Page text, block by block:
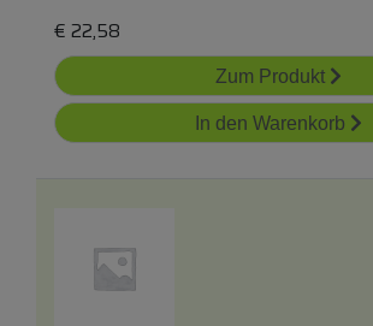
€ 22,58
Zum Produkt
In den Warenkorb